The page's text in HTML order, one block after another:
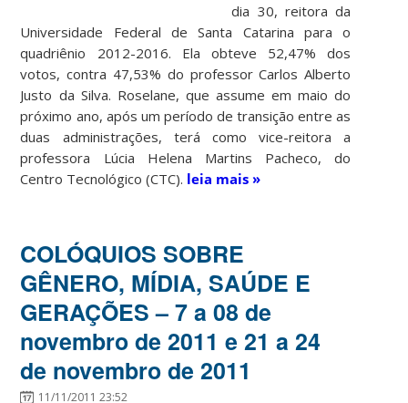
dia 30, reitora da
Universidade Federal de Santa Catarina para o
quadriênio 2012-2016. Ela obteve 52,47% dos
votos, contra 47,53% do professor Carlos Alberto
Justo da Silva. Roselane, que assume em maio do
próximo ano, após um período de transição entre as
duas administrações, terá como vice-reitora a
professora Lúcia Helena Martins Pacheco, do
Centro Tecnológico (CTC). leia mais »
COLÓQUIOS SOBRE
GÊNERO, MÍDIA, SAÚDE E
GERAÇÕES – 7 a 08 de
novembro de 2011 e 21 a 24
de novembro de 2011
11/11/2011 23:52